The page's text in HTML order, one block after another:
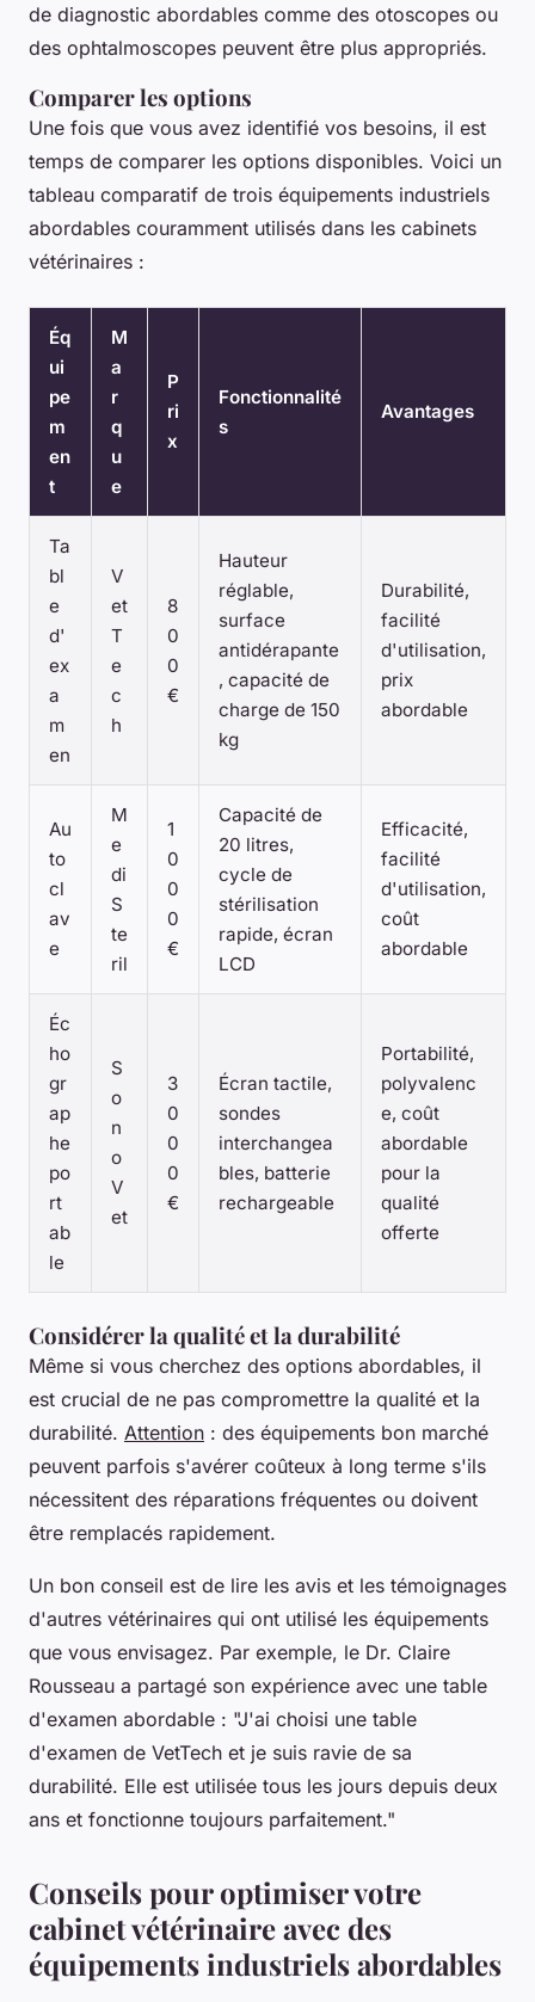
de diagnostic abordables comme des otoscopes ou
des ophtalmoscopes peuvent être plus appropriés.
Comparer les options
Une fois que vous avez identifié vos besoins, il est
temps de comparer les options disponibles. Voici un
tableau comparatif de trois équipements industriels
abordables couramment utilisés dans les cabinets
vétérinaires :
Éq
ui
pe
m
en
t
M
a
r
q
u
e
P
ri
x
Fonctionnalité
s
Avantages
Ta
bl
e
d'
ex
a
m
en
V
et
T
e
c
h
8
0
0
€
Hauteur
réglable,
surface
antidérapante
, capacité de
charge de 150
kg
Durabilité,
facilité
d'utilisation,
prix
abordable
Au
to
cl
av
e
M
e
di
S
te
ril
1
0
0
0
€
Capacité de
20 litres,
cycle de
stérilisation
rapide, écran
LCD
Efficacité,
facilité
d'utilisation,
coût
abordable
Éc
ho
gr
ap
he
po
rt
ab
le
S
o
n
o
V
et
3
0
0
0
€
Écran tactile,
sondes
interchangea
bles, batterie
rechargeable
Portabilité,
polyvalenc
e, coût
abordable
pour la
qualité
offerte
Considérer la qualité et la durabilité
Même si vous cherchez des options abordables, il
est crucial de ne pas compromettre la qualité et la
durabilité. Attention : des équipements bon marché
peuvent parfois s'avérer coûteux à long terme s'ils
nécessitent des réparations fréquentes ou doivent
être remplacés rapidement.
Un bon conseil est de lire les avis et les témoignages
d'autres vétérinaires qui ont utilisé les équipements
que vous envisagez. Par exemple, le Dr. Claire
Rousseau a partagé son expérience avec une table
d'examen abordable : "J'ai choisi une table
d'examen de VetTech et je suis ravie de sa
durabilité. Elle est utilisée tous les jours depuis deux
ans et fonctionne toujours parfaitement."
Conseils pour optimiser votre
cabinet vétérinaire avec des
équipements industriels abordables